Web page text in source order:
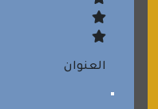
العنوان